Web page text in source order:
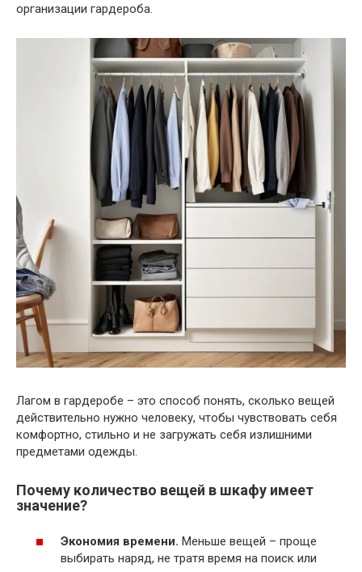
организации гардероба.
Лагом в гардеробе – это способ понять, сколько вещей
действительно нужно человеку, чтобы чувствовать себя
комфортно, стильно и не загружать себя излишними
предметами одежды.
Почему количество вещей в шкафу имеет
значение?
Экономия времени. Меньше вещей – проще
выбирать наряд, не тратя время на поиск или